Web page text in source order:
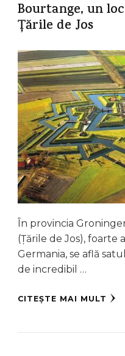
Bourtange, un
Țările de Jos
În provincia
(Țările de Jos), foarte
Germania, se află
de incredibil …
CITEȘTE MAI MULT